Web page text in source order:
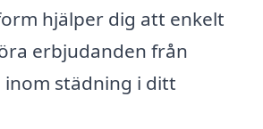
hjälper dig att enkelt
erbjudanden från
städning i ditt